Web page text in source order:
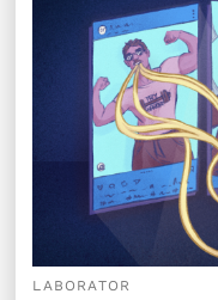
LABORATOR